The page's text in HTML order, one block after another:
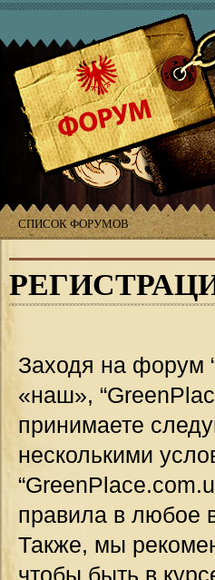
СПИСОК ФОРУМОВ
Заходя на форум
«наш»,
принимаете
несколькими
правила в любое
Также, мы
чтобы быть в